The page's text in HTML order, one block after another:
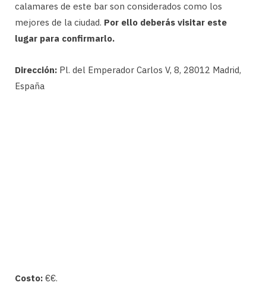
calamares de este bar son considerados como los
mejores de la ciudad. Por ello deberás visitar este
lugar para confirmarlo.
Dirección: Pl. del Emperador Carlos V, 8, 28012 Madrid,
España
Costo: €€.